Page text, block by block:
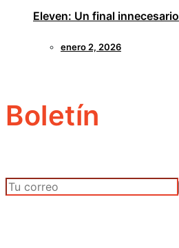
Eleven: Un final innecesario
enero 2, 2026
Boletín